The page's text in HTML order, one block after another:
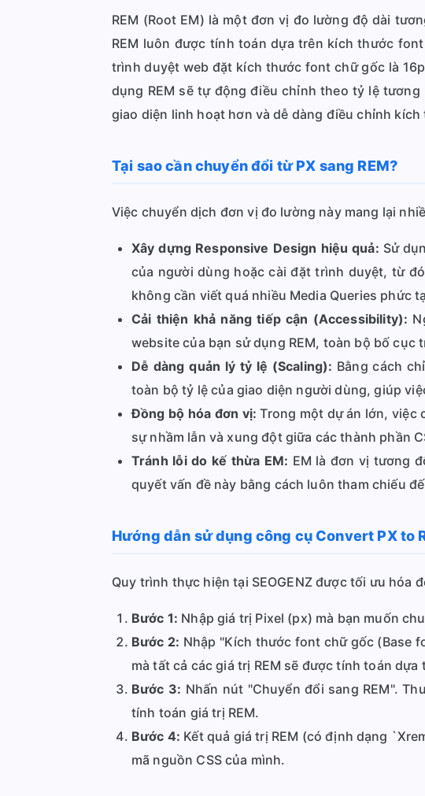
REM (Root EM) là một đơn vị đo lường độ dài
REM luôn được tính toán dựa trên kích thước
trình duyệt web đặt kích thước font chữ gốc là
dụng REM sẽ tự động điều chỉnh theo tỷ lệ
giao diện linh hoạt hơn và dễ dàng điều chỉnh
Tại sao cần chuyển đổi từ PX sang REM?
Việc chuyển dịch đơn vị đo lường này mang lại
Xây dựng Responsive Design hiệu quả: Sử
của người dùng hoặc cài đặt trình duyệt, từ
không cần viết quá nhiều Media Queries phức
Cải thiện khả năng tiếp cận (Accessibility):
website của bạn sử dụng REM, toàn bộ bố
Dễ dàng quản lý tỷ lệ (Scaling): Bằng cách
toàn bộ tỷ lệ của giao diện người dùng, giúp
Đồng bộ hóa đơn vị: Trong một dự án lớn, việc
sự nhầm lẫn và xung đột giữa các thành phần
Tránh lỗi do kế thừa EM: EM là đơn vị tương
quyết vấn đề này bằng cách luôn tham chiếu
Hướng dẫn sử dụng công cụ Convert PX to
Quy trình thực hiện tại SEOGENZ được tối ưu hóa
Bước 1: Nhập giá trị Pixel (px) mà bạn muốn
Bước 2: Nhập "Kích thước font chữ gốc (Base
mà tất cả các giá trị REM sẽ được tính toán dựa
Bước 3: Nhấn nút "Chuyển đổi sang REM".
tính toán giá trị REM.
Bước 4: Kết quả giá trị REM (có định dạng
mã nguồn CSS của mình.